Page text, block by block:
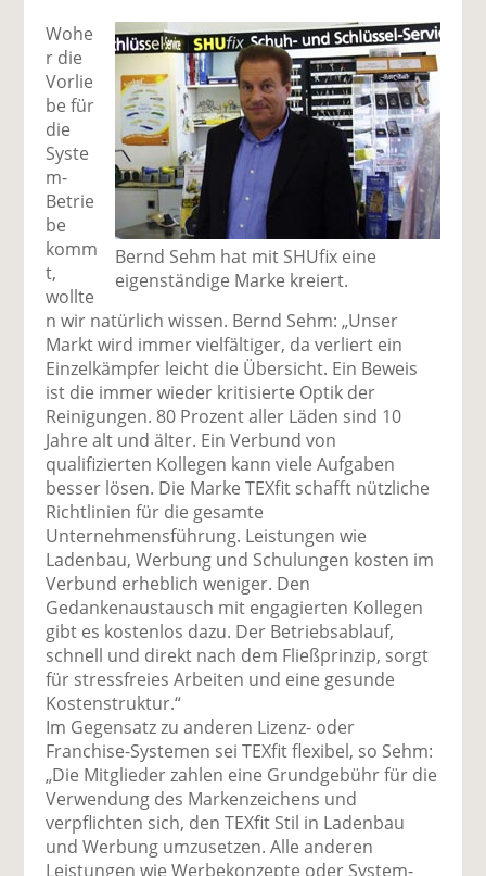
Bernd Sehm hat mit SHUfix eine
eigenständige Marke kreiert.
Wohe
r die
Vorlie
be für
die
Syste
m-
Betrie
be
komm
t,
wollte
n wir natürlich wissen. Bernd Sehm: „Unser
Markt wird immer vielfältiger, da verliert ein
Einzelkämpfer leicht die Übersicht. Ein Beweis
ist die immer wieder kritisierte Optik der
Reinigungen. 80 Prozent aller Läden sind 10
Jahre alt und älter. Ein Verbund von
qualifizierten Kollegen kann viele Aufgaben
besser lösen. Die Marke TEXfit schafft nützliche
Richtlinien für die gesamte
Unternehmensführung. Leistungen wie
Ladenbau, Werbung und Schulungen kosten im
Verbund erheblich weniger. Den
Gedankenaustausch mit engagierten Kollegen
gibt es kostenlos dazu. Der Betriebsablauf,
schnell und direkt nach dem Fließprinzip, sorgt
für stressfreies Arbeiten und eine gesunde
Kostenstruktur.“
Im Gegensatz zu anderen Lizenz- oder
Franchise-Systemen sei TEXfit flexibel, so Sehm:
„Die Mitglieder zahlen eine Grundgebühr für die
Verwendung des Markenzeichens und
verpflichten sich, den TEXfit Stil in Ladenbau
und Werbung umzusetzen. Alle anderen
Leistungen wie Werbekonzepte oder System-